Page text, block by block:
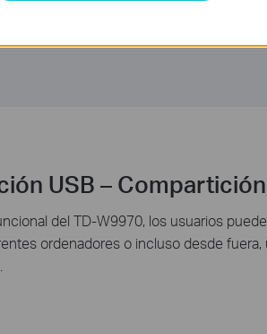
soportar el amplio despliegue de
USB –
del TD-W9970, los usuarios
ordenadores o incluso desde